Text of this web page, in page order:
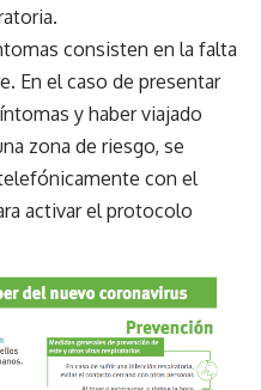
consisten en la falta
En el caso de presentar
y haber viajado
zona de riesgo, se
con el
activar el protocolo